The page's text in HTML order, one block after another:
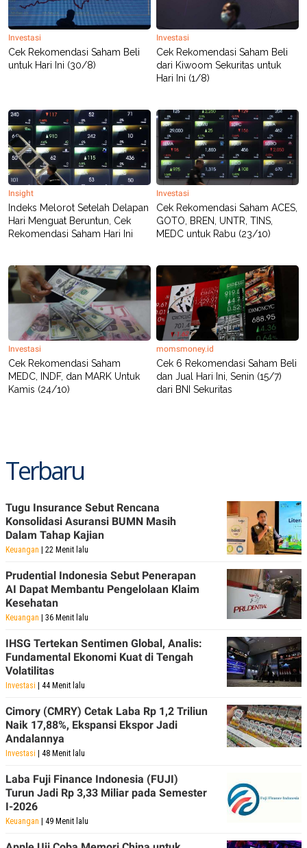
Investasi
Cek Rekomendasi Saham Beli
untuk Hari Ini (30/8)
Investasi
Cek Rekomendasi Saham Beli
dari Kiwoom Sekuritas untuk
Hari Ini (1/8)
Insight
Indeks Melorot Setelah Delapan
Hari Menguat Beruntun, Cek
Rekomendasi Saham Hari Ini
Investasi
Cek Rekomendasi Saham ACES,
GOTO, BREN, UNTR, TINS,
MEDC untuk Rabu (23/10)
Investasi
Cek Rekomendasi Saham
MEDC, INDF, dan MARK Untuk
Kamis (24/10)
momsmoney.id
Cek 6 Rekomendasi Saham Beli
dan Jual Hari Ini, Senin (15/7)
dari BNI Sekuritas
Terbaru
Tugu Insurance Sebut Rencana
Konsolidasi Asuransi BUMN Masih
Dalam Tahap Kajian
Keuangan | 22 Menit lalu
Prudential Indonesia Sebut Penerapan
AI Dapat Membantu Pengelolaan Klaim
Kesehatan
Keuangan | 36 Menit lalu
IHSG Tertekan Sentimen Global, Analis:
Fundamental Ekonomi Kuat di Tengah
Volatilitas
Investasi | 44 Menit lalu
Cimory (CMRY) Cetak Laba Rp 1,2 Triliun
Naik 17,88%, Ekspansi Ekspor Jadi
Andalannya
Investasi | 48 Menit lalu
Laba Fuji Finance Indonesia (FUJI)
Turun Jadi Rp 3,33 Miliar pada Semester
I-2026
Keuangan | 49 Menit lalu